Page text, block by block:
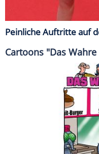
Peinliche Auftritte auf
Cartoons "Das